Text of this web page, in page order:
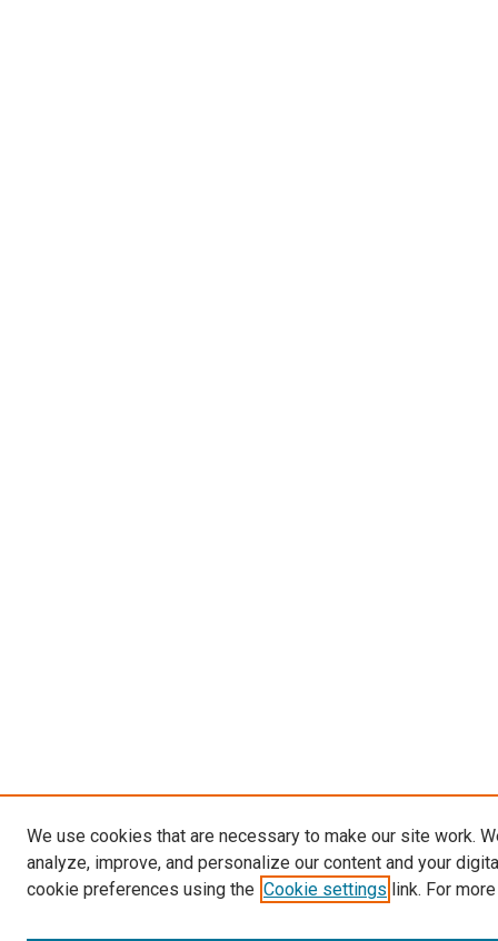
We use cookies that are necessary to make our site work.
analyze, improve, and personalize our content and your
cookie preferences using the Cookie settings link. For